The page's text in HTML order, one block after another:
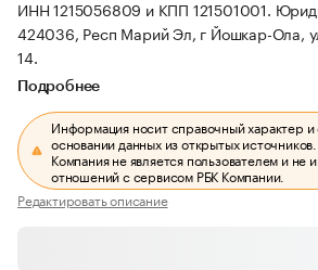
ИНН 1215056809 и КПП 121501001.
424036, Респ Марий Эл, г Йошкар-Ола,
14.
Подробнее
Информация носит справочный характер и
основании данных из открытых источников.
Компания не является пользователем и не
отношений с сервисом РБК Компании.
Редактировать описание